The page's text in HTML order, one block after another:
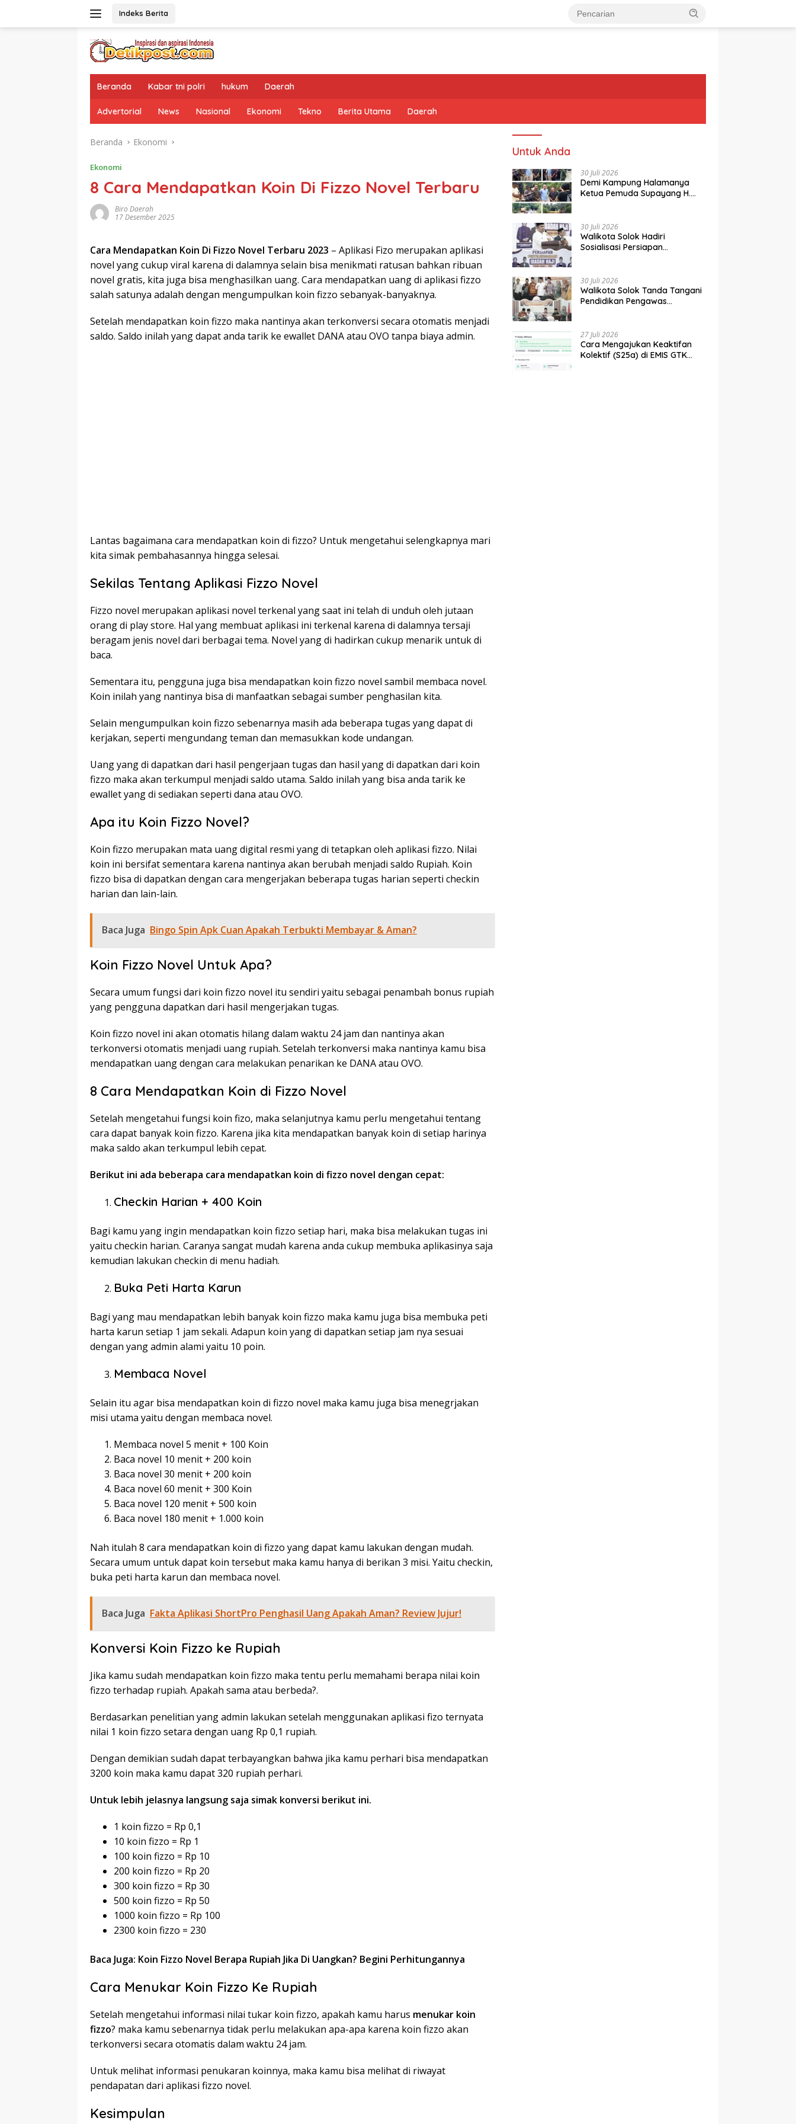
Indeks Berita
Beranda Kabar tni polri hukum Daerah
Advertorial News Nasional Ekonomi Tekno Berita Utama Daerah
Beranda Ekonomi
Ekonomi
8 Cara Mendapatkan Koin Di Fizzo Novel Terbaru
Biro Daerah
17 Desember 2025
Cara Mendapatkan Koin Di Fizzo Novel Terbaru 2023 – Aplikasi Fizo merupakan aplikasi
novel yang cukup viral karena di dalamnya selain bisa menikmati ratusan bahkan ribuan
novel gratis, kita juga bisa menghasilkan uang. Cara mendapatkan uang di aplikasi fizzo
salah satunya adalah dengan mengumpulkan koin fizzo sebanyak-banyaknya.
Setelah mendapatkan koin fizzo maka nantinya akan terkonversi secara otomatis menjadi
saldo. Saldo inilah yang dapat anda tarik ke ewallet DANA atau OVO tanpa biaya admin.
Lantas bagaimana cara mendapatkan koin di fizzo? Untuk mengetahui selengkapnya mari
kita simak pembahasannya hingga selesai.
Sekilas Tentang Aplikasi Fizzo Novel
Fizzo novel merupakan aplikasi novel terkenal yang saat ini telah di unduh oleh jutaan
orang di play store. Hal yang membuat aplikasi ini terkenal karena di dalamnya tersaji
beragam jenis novel dari berbagai tema. Novel yang di hadirkan cukup menarik untuk di
baca.
Sementara itu, pengguna juga bisa mendapatkan koin fizzo novel sambil membaca novel.
Koin inilah yang nantinya bisa di manfaatkan sebagai sumber penghasilan kita.
Selain mengumpulkan koin fizzo sebenarnya masih ada beberapa tugas yang dapat di
kerjakan, seperti mengundang teman dan memasukkan kode undangan.
Uang yang di dapatkan dari hasil pengerjaan tugas dan hasil yang di dapatkan dari koin
fizzo maka akan terkumpul menjadi saldo utama. Saldo inilah yang bisa anda tarik ke
ewallet yang di sediakan seperti dana atau OVO.
Apa itu Koin Fizzo Novel?
Koin fizzo merupakan mata uang digital resmi yang di tetapkan oleh aplikasi fizzo. Nilai
koin ini bersifat sementara karena nantinya akan berubah menjadi saldo Rupiah. Koin
fizzo bisa di dapatkan dengan cara mengerjakan beberapa tugas harian seperti checkin
harian dan lain-lain.
Baca Juga Bingo Spin Apk Cuan Apakah Terbukti Membayar & Aman?
Koin Fizzo Novel Untuk Apa?
Secara umum fungsi dari koin fizzo novel itu sendiri yaitu sebagai penambah bonus rupiah
yang pengguna dapatkan dari hasil mengerjakan tugas.
Koin fizzo novel ini akan otomatis hilang dalam waktu 24 jam dan nantinya akan
terkonversi otomatis menjadi uang rupiah. Setelah terkonversi maka nantinya kamu bisa
mendapatkan uang dengan cara melakukan penarikan ke DANA atau OVO.
8 Cara Mendapatkan Koin di Fizzo Novel
Setelah mengetahui fungsi koin fizo, maka selanjutnya kamu perlu mengetahui tentang
cara dapat banyak koin fizzo. Karena jika kita mendapatkan banyak koin di setiap harinya
maka saldo akan terkumpul lebih cepat.
Berikut ini ada beberapa cara mendapatkan koin di fizzo novel dengan cepat:
Checkin Harian + 400 Koin
Bagi kamu yang ingin mendapatkan koin fizzo setiap hari, maka bisa melakukan tugas ini
yaitu checkin harian. Caranya sangat mudah karena anda cukup membuka aplikasinya saja
kemudian lakukan checkin di menu hadiah.
Buka Peti Harta Karun
Bagi yang mau mendapatkan lebih banyak koin fizzo maka kamu juga bisa membuka peti
harta karun setiap 1 jam sekali. Adapun koin yang di dapatkan setiap jam nya sesuai
dengan yang admin alami yaitu 10 poin.
Membaca Novel
Selain itu agar bisa mendapatkan koin di fizzo novel maka kamu juga bisa menegrjakan
misi utama yaitu dengan membaca novel.
Membaca novel 5 menit + 100 Koin
Baca novel 10 menit + 200 koin
Baca novel 30 menit + 200 koin
Baca novel 60 menit + 300 Koin
Baca novel 120 menit + 500 koin
Baca novel 180 menit + 1.000 koin
Nah itulah 8 cara mendapatkan koin di fizzo yang dapat kamu lakukan dengan mudah.
Secara umum untuk dapat koin tersebut maka kamu hanya di berikan 3 misi. Yaitu checkin,
buka peti harta karun dan membaca novel.
Baca Juga Fakta Aplikasi ShortPro Penghasil Uang Apakah Aman? Review Jujur!
Konversi Koin Fizzo ke Rupiah
Jika kamu sudah mendapatkan koin fizzo maka tentu perlu memahami berapa nilai koin
fizzo terhadap rupiah. Apakah sama atau berbeda?.
Berdasarkan penelitian yang admin lakukan setelah menggunakan aplikasi fizo ternyata
nilai 1 koin fizzo setara dengan uang Rp 0,1 rupiah.
Dengan demikian sudah dapat terbayangkan bahwa jika kamu perhari bisa mendapatkan
3200 koin maka kamu dapat 320 rupiah perhari.
Untuk lebih jelasnya langsung saja simak konversi berikut ini.
1 koin fizzo = Rp 0,1
10 koin fizzo = Rp 1
100 koin fizzo = Rp 10
200 koin fizzo = Rp 20
300 koin fizzo = Rp 30
500 koin fizzo = Rp 50
1000 koin fizzo = Rp 100
2300 koin fizzo = 230
Baca Juga: Koin Fizzo Novel Berapa Rupiah Jika Di Uangkan? Begini Perhitungannya
Cara Menukar Koin Fizzo Ke Rupiah
Setelah mengetahui informasi nilai tukar koin fizzo, apakah kamu harus menukar koin
fizzo? maka kamu sebenarnya tidak perlu melakukan apa-apa karena koin fizzo akan
terkonversi secara otomatis dalam waktu 24 jam.
Untuk melihat informasi penukaran koinnya, maka kamu bisa melihat di riwayat
pendapatan dari aplikasi fizzo novel.
Kesimpulan
Untuk Anda
30 Juli 2026
Demi Kampung Halamanya
Ketua Pemuda Supayang H.
Simpang Tabek Menuju
Supayang
30 Juli 2026
Walikota Solok Hadiri
Sosialisasi Persiapan
30 Juli 2026
Walikota Solok Tanda Tangani
Pendidikan Pengawas
27 Juli 2026
Cara Mengajukan Keaktifan
Kolektif (S25a) di EMIS GTK